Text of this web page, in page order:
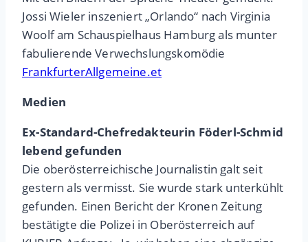
Jossi Wieler inszeniert „Orlando“ nach Virginia
Woolf am Schauspielhaus Hamburg als munter
fabulierende Verwechslungskomödie
FrankfurterAllgemeine.et
Medien
Ex-Standard-Chefredakteurin Föderl-Schmid
lebend gefunden
Die oberösterreichische Journalistin galt seit
gestern als vermisst. Sie wurde stark unterkühlt
gefunden. Einen Bericht der Kronen Zeitung
bestätigte die Polizei in Oberösterreich auf